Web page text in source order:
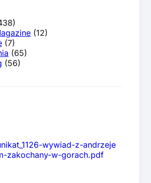
(12)
(7)
(65)
(56)
wywiad-z-andrzeje
zakochany-w-gorach.pdf